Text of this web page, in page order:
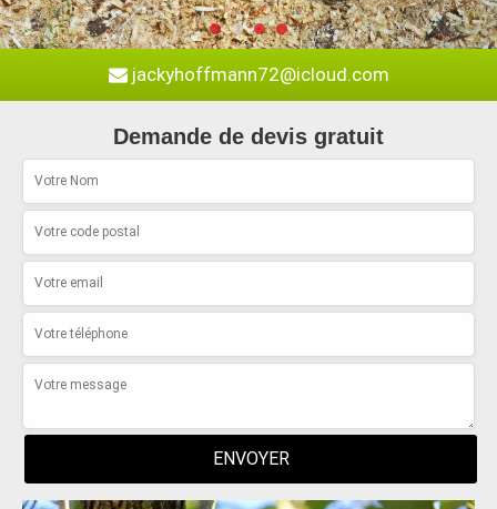
jackyhoffmann72@icloud.com
Demande de devis gratuit